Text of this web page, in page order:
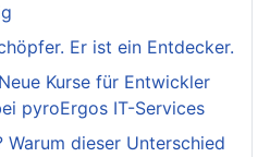
Er ist ein Entdecker.
Kurse für Entwickler
pyroErgos IT-Services
Warum dieser Unterschied